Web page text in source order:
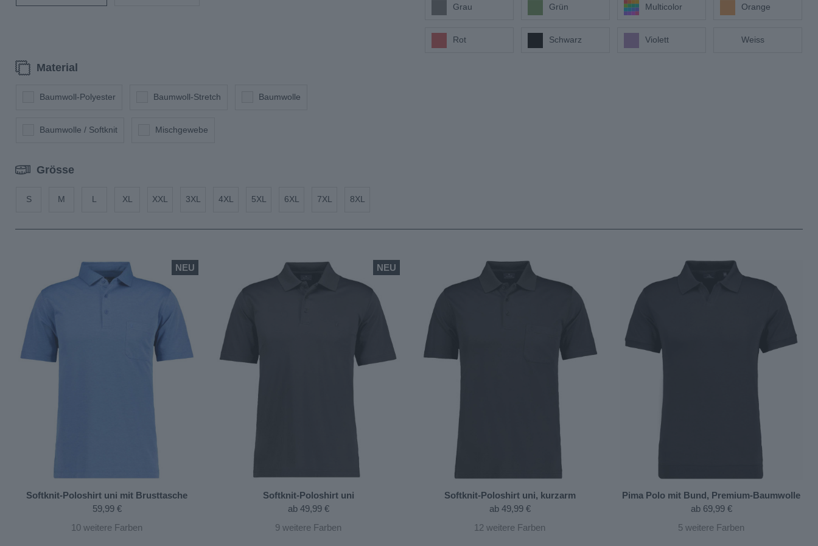
Grau Grün (2) Multicolor Orange
Rot Schwarz Violett Weiss
Material
Baumwoll-Polyester Baumwoll-Stretch Baumwolle
Baumwolle / Softknit Mischgewebe
Grösse
S M L XL XXL 3XL 4XL 5XL 6XL 7XL 8XL
NEU
Softknit-Poloshirt uni mit Brusttasche
59,99 €
10 weitere Farben
NEU
Softknit-Poloshirt uni
ab49,99 €
9 weitere Farben
Softknit-Poloshirt uni, kurzarm
ab49,99 €
12 weitere Farben
Pima Polo mit Bund, Premium-Baumwolle
ab69,99 €
5 weitere Farben